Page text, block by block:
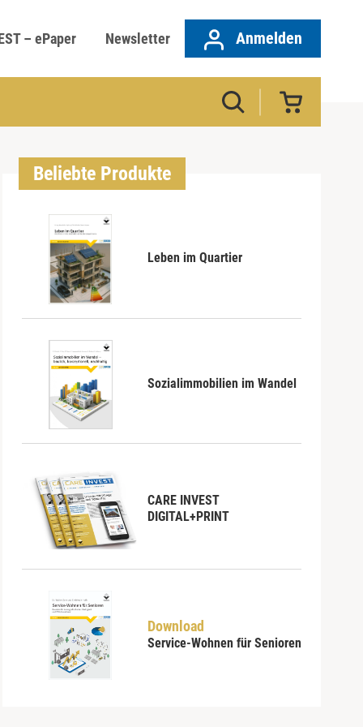
– ePaper Newsletter Anmelden
Beliebte Produkte
Leben im Quartier
Sozialimmobilien im Wandel
CARE INVEST
DIGITAL+PRINT
Download
Service-Wohnen für Senioren